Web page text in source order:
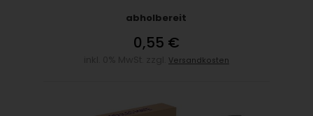
abholbereit
0,55 €
Versandkosten